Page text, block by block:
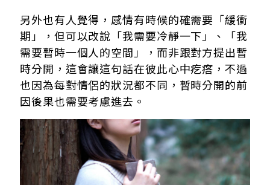
另外也有人覺得，感情有時候的確需要「緩衝
期」，但可以改說「我需要冷靜一下」、「我
需要暫時一個人的空間」，而非跟對方提出暫
時分開，這會讓這句話在彼此心中疙瘩，不過
也因為每對情侶的狀況都不同，暫時分開的前
因後果也需要考慮進去。